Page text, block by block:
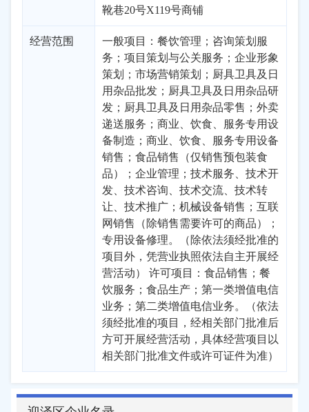
靴巷20号X119号商铺
经营范围
一般项目：餐饮管理；咨询策划服
务；项目策划与公关服务；企业形象
策划；市场营销策划；厨具卫具及日
用杂品批发；厨具卫具及日用杂品研
发；厨具卫具及日用杂品零售；外卖
递送服务；商业、饮食、服务专用设
备制造；商业、饮食、服务专用设备
销售；食品销售（仅销售预包装食
品）；企业管理；技术服务、技术开
发、技术咨询、技术交流、技术转
让、技术推广；机械设备销售；互联
网销售（除销售需要许可的商品）；
专用设备修理。（除依法须经批准的
项目外，凭营业执照依法自主开展经
营活动） 许可项目：食品销售；餐
饮服务；食品生产；第一类增值电信
业务；第二类增值电信业务。（依法
须经批准的项目，经相关部门批准后
方可开展经营活动，具体经营项目以
相关部门批准文件或许可证件为准）